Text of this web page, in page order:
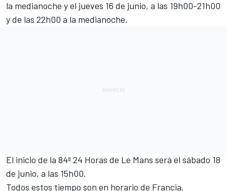
la medianoche y el jueves 16 de junio, a las 19h00-21h00
y de las 22h00 a la medianoche.
El inicio de la 84ª 24 Horas de Le Mans será el sábado 18
de junio, a las 15h00.
Todos estos tiempo son en horario de Francia.